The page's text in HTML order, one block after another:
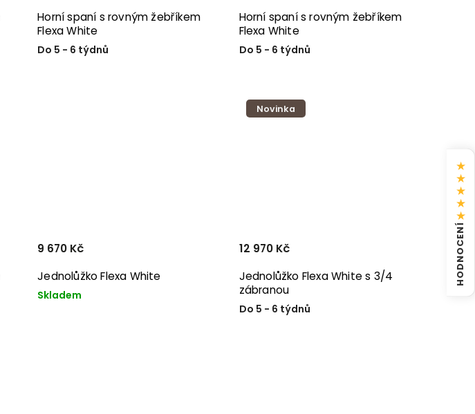
Horní spaní s rovným žebříkem
Flexa White
Do 5 - 6 týdnů
Horní spaní s rovným žebříkem
Flexa White
Do 5 - 6 týdnů
Jednolůžko Flexa White
Skladem
9 670 Kč
Novinka
Jednolůžko Flexa White s 3/4
zábranou
Do 5 - 6 týdnů
12 970 Kč
★
★
★
★
★
HODNOCENÍ